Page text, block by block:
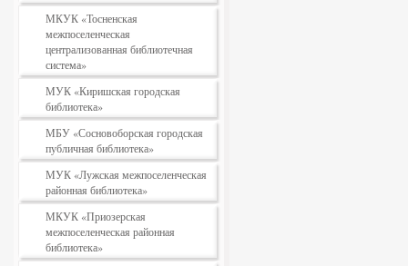
МКУК «Тосненская
межпоселенческая
централизованная библиотечная
система»
МУК «Киришская городская
библиотека»
МБУ «Сосновоборская городская
публичная библиотека»
МУК «Лужская межпоселенческая
районная библиотека»
МКУК «Приозерская
межпоселенческая районная
библиотека»